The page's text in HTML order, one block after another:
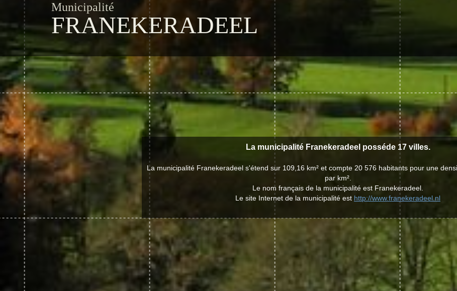
Municipalité
FRANEKERADEEL
La municipalité Franekeradeel posséde 17 villes.
La municipalité Franekeradeel s'étend sur 109,16 km² et compte 20 576 habitants pour une
par km².
Le nom français de la municipalité est Franekeradeel.
Le site Internet de la municipalité est http://www.franekeradeel.nl